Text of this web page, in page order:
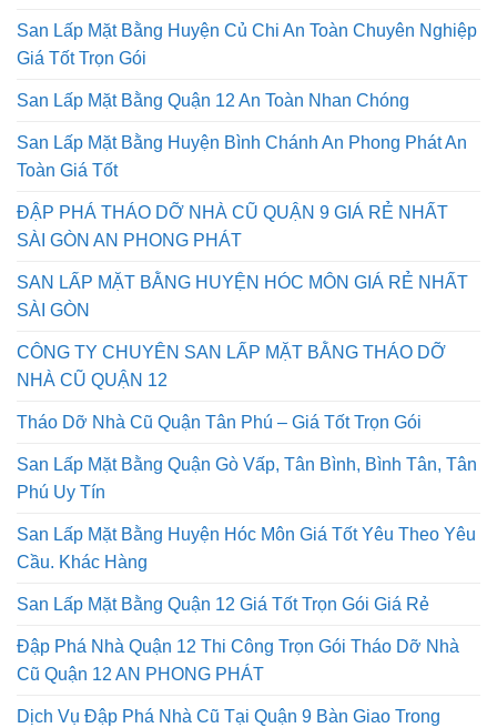
San Lấp Mặt Bằng Huyện Củ Chi An Toàn Chuyên Nghiệp
Giá Tốt Trọn Gói
San Lấp Mặt Bằng Quận 12 An Toàn Nhan Chóng
San Lấp Mặt Bằng Huyện Bình Chánh An Phong Phát An
Toàn Giá Tốt
ĐẬP PHÁ THÁO DỠ NHÀ CŨ QUẬN 9 GIÁ RẺ NHẤT
SÀI GÒN AN PHONG PHÁT
SAN LẤP MẶT BẰNG HUYỆN HÓC MÔN GIÁ RẺ NHẤT
SÀI GÒN
CÔNG TY CHUYÊN SAN LẤP MẶT BẰNG THÁO DỠ
NHÀ CŨ QUẬN 12
Tháo Dỡ Nhà Cũ Quận Tân Phú – Giá Tốt Trọn Gói
San Lấp Mặt Bằng Quận Gò Vấp, Tân Bình, Bình Tân, Tân
Phú Uy Tín
San Lấp Mặt Bằng Huyện Hóc Môn Giá Tốt Yêu Theo Yêu
Cầu. Khác Hàng
San Lấp Mặt Bằng Quận 12 Giá Tốt Trọn Gói Giá Rẻ
Đập Phá Nhà Quận 12 Thi Công Trọn Gói Tháo Dỡ Nhà
Cũ Quận 12 AN PHONG PHÁT
Dịch Vụ Đập Phá Nhà Cũ Tại Quận 9 Bàn Giao Trong